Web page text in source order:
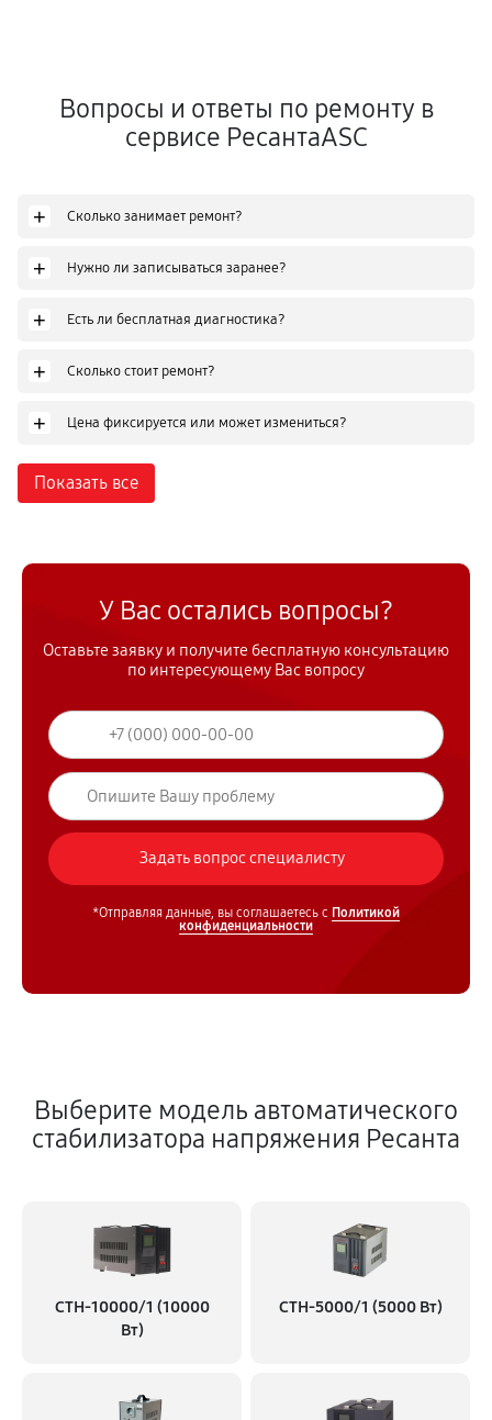
Вопросы и ответы по ремонту в
сервисе РесантаASC
+ Сколько занимает ремонт?
+ Нужно ли записываться заранее?
+ Есть ли бесплатная диагностика?
+ Сколько стоит ремонт?
+ Цена фиксируется или может измениться?
Показать все
У Вас остались вопросы?
Оставьте заявку и получите бесплатную консультацию
по интересующему Вас вопросу
*Отправляя данные, вы соглашаетесь с Политикой
конфиденциальности
Выберите модель автоматического
стабилизатора напряжения Ресанта
СТН-10000/1 (10000
Вт)
СТН-5000/1 (5000 Вт)